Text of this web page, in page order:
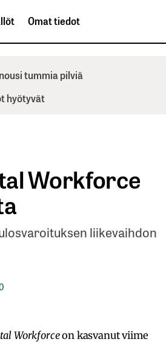
Omat tiedot
tummia pilviä
hyötyvät
Workforce
liikevaihdon
Workforceon kasvanut viime